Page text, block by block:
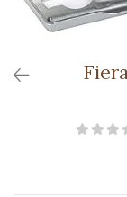
Păpuși
0-1 Ani